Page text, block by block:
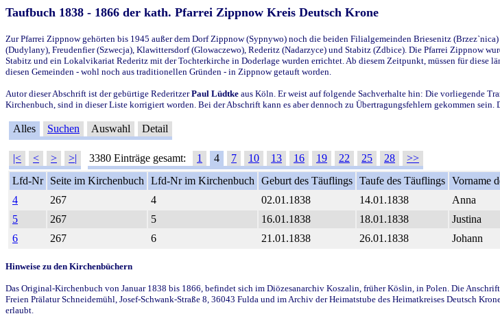
Taufbuch 1838 - 1866 der kath. Pfarrei Zippnow Kreis Deutsch Krone
Zur Pfarrei Zippnow gehörten bis 1945 außer dem Dorf Zippnow (Sypnywo) noch die beiden Filialgemeinden Briesenitz
(Dudylany), Freudenfier (Szwecja), Klawittersdorf (Glowaczewo), Rederitz (Nadarzyce) und Stabitz (Zdbice). Die Pfarrei Zippnow
Stabitz und ein Lokalvikariat Rederitz mit der Tochterkirche in Doderlage wurden errichtet. Ab diesem Zeitpunkt, müssen für diese
diesen Gemeinden - wohl noch aus traditionellen Gründen - in Zippnow getauft worden.
Autor dieser Abschrift ist der gebürtige RederitzerPaul Lüdtke aus Köln. Er weist auf folgende Sachverhalte hin: Die vorliegende
Kirchenbuch, sind in dieser Liste korrigiert worden. Bei der Abschrift kann es aber dennoch zu Übertragungsfehlern gekommen sein.
Alles Suchen Auswahl Detail
|< < > >| 3380 Einträge gesamt: 1 4 7 10 13 16 19 22 25 28
>>
Lfd-Nr
Seite im Kirchenbuch Lfd-Nr im Kirchenbuch Geburt des Täuflings Taufe des Täuflings Vorname
4
267 4 02.01.1838 14.01.1838 Anna
5
267 5 16.01.1838 18.01.1838 Justina
6
267 6 21.01.1838 26.01.1838 Johann
Hinweise zu den Kirchenbüchern
Das Original-Kirchenbuch von Januar 1838 bis 1866, befindet sich im Diözesanarchiv Koszalin, früher Köslin, in Polen. Die
Freien Prälatur Schneidemühl, Josef-Schwank-Straße 8, 36043 Fulda und im Archiv der Heimatstube des Heimatkreises Deutsch
erlaubt.